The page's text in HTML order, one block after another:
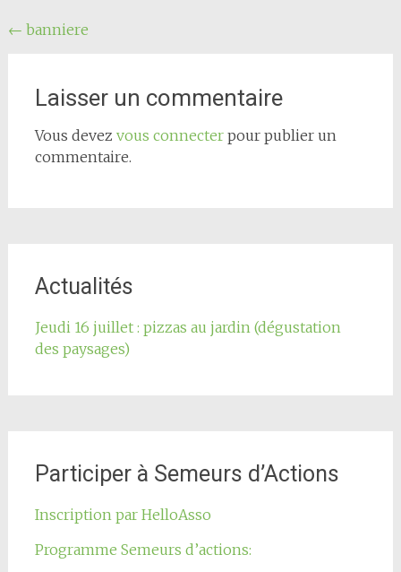
Navigation
l'article
← banniere
Laisser un commentaire
Vous devez vous connecterpour publier un
commentaire.
Actualités
Jeudi 16 juillet : pizzas au jardin (dégustation
des paysages)
Participer à Semeurs d’Actions
Inscription par HelloAsso
Programme Semeurs d’actions: